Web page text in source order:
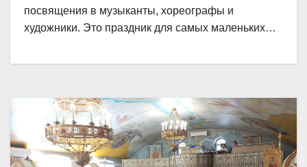
посвящения в музыканты, хореографы и
художники. Это праздник для самых маленьких…